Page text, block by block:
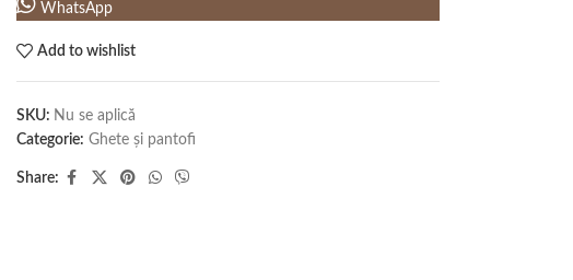
WhatsApp
Add to wishlist
SKU: Nu se aplică
Categorie: Ghete și pantofi
Share: